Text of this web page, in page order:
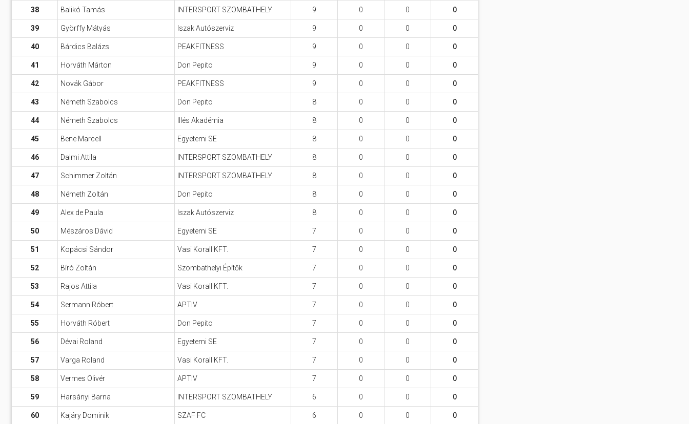
38 Balikó Tamás INTERSPORT SZOMBATHELY 9 0 0 0
39 Györffy Mátyás Iszak Autószerviz 9 0 0 0
40 Bárdics Balázs PEAKFITNESS 9 0 0 0
41 Horváth Márton Don Pepito 9 0 0 0
42 Novák Gábor PEAKFITNESS 9 0 0 0
43 Németh Szabolcs Don Pepito 8 0 0 0
44 Németh Szabolcs Illés Akadémia 8 0 0 0
45 Bene Marcell Egyetemi SE 8 0 0 0
46 Dalmi Attila INTERSPORT SZOMBATHELY 8 0 0 0
47 Schimmer Zoltán INTERSPORT SZOMBATHELY 8 0 0 0
48 Németh Zoltán Don Pepito 8 0 0 0
49 Alex de Paula Iszak Autószerviz 8 0 0 0
50 Mészáros Dávid Egyetemi SE 7 0 0 0
51 Kopácsi Sándor Vasi Korall KFT. 7 0 0 0
52 Bíró Zoltán Szombathelyi Építők 7 0 0 0
53 Rajos Attila Vasi Korall KFT. 7 0 0 0
54 Sermann Róbert APTIV 7 0 0 0
55 Horváth Róbert Don Pepito 7 0 0 0
56 Dévai Roland Egyetemi SE 7 0 0 0
57 Varga Roland Vasi Korall KFT. 7 0 0 0
58 Vermes Olivér APTIV 7 0 0 0
59 Harsányi Barna INTERSPORT SZOMBATHELY 6 0 0 0
60 Kajáry Dominik SZAF FC 6 0 0 0